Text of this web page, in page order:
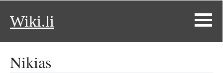
Wiki.li
Nikias